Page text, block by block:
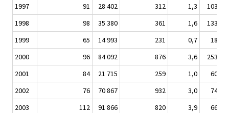
1997
91 28 402 312 1,3
103
1998
98 35 380 361 1,6
133
1999
65 14 993 231 0,7
18
2000
96 84 092 876 3,6
253
2001
84 21 715 259 1,0
60
2002
76 70 867 932 3,0
74
2003
112 91 866 820 3,9
66